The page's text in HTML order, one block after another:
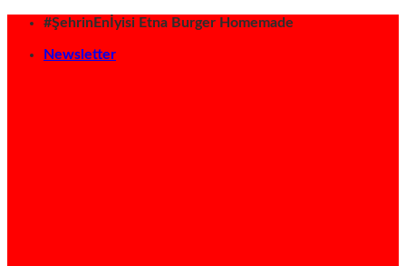
İçeriğe#ŞehrinEnİyisi Etna Burger Homemade
Newsletter